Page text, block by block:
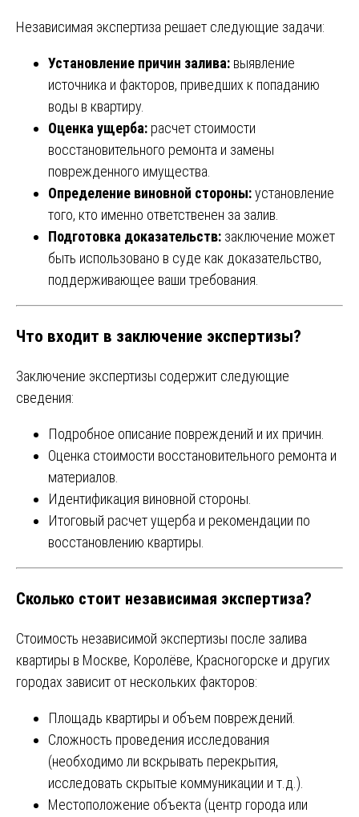
Независимая экспертиза решает следующие задачи:
Установление причин залива: выявление
источника и факторов, приведших к попаданию
воды в квартиру.
Оценка ущерба: расчет стоимости
восстановительного ремонта и замены
поврежденного имущества.
Определение виновной стороны:установление
того, кто именно ответственен за залив.
Подготовка доказательств: заключение может
быть использовано в суде как доказательство,
поддерживающее ваши требования.
Что входит в заключение экспертизы?
Заключение экспертизы содержит следующие
сведения:
Подробное описание повреждений и их причин.
Оценка стоимости восстановительного ремонта и
материалов.
Идентификация виновной стороны.
Итоговый расчет ущерба и рекомендации по
восстановлению квартиры.
Сколько стоит независимая экспертиза?
Стоимость независимой экспертизы после залива
квартиры в Москве, Королёве, Красногорске и других
городах зависит от нескольких факторов:
Площадь квартиры и объем повреждений.
Сложность проведения исследования
(необходимо ли вскрывать перекрытия,
исследовать скрытые коммуникации и т.д.).
Местоположение объекта (центр города или